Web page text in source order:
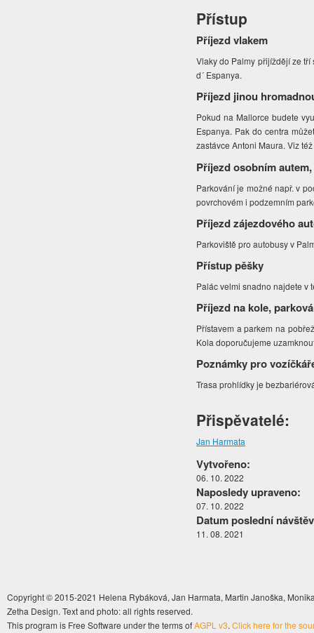
Přístup
Příjezd vlakem
Vlaky do Palmy přijíždějí ze
d´ Espanya.
Příjezd jinou
Pokud na Mallorce budete
Espanya. Pak do centra
zastávce Antoni Maura. Viz
Příjezd osobním
Parkování je možné např. v
povrchovém i podzemním
Příjezd zájezdového
Parkoviště pro autobusy v
Přístup pěšky
Palác velmi snadno najdete v
Příjezd na kole,
Přístavem a parkem na
Kola doporučujeme
Poznámky pro
Trasa prohlídky je
Přispěvatelé:
Jan Harmata
Vytvořeno:
06. 10. 2022
Naposledy upraveno:
07. 10. 2022
Datum poslední
11. 08. 2021
Copyright © 2015-2021 Helena Rybáková, Jan Harmata, Martin Janoška,
Zetha Design. Text and photo: all rights reserved.
This program is Free Software under the terms ofAGPL v3. Click here for the